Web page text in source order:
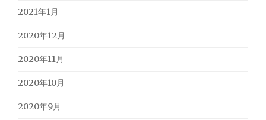
2021年1月
2020年12月
2020年11月
2020年10月
2020年9月